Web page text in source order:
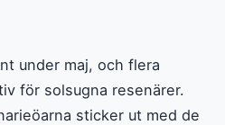
under maj, och flera
för solsugna resenärer.
sticker ut med de